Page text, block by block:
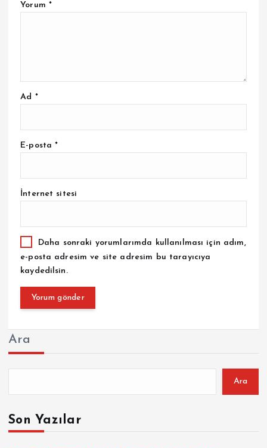
Yorum *
Ad *
E-posta*
İnternet sitesi
Daha sonraki yorumlarımda kullanılması için adım,
e-posta adresim ve site adresim bu tarayıcıya
kaydedilsin.
Ara
Ara
Son Yazılar